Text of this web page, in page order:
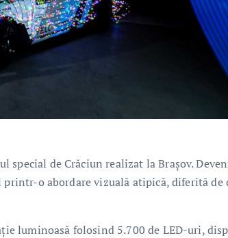
special de Crăciun realizat la Brașov.
o abordare vizuală atipică, diferită de
luminoasă folosind 5.700 de LED-uri,